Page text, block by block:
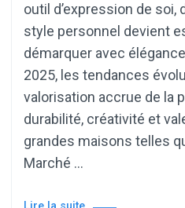
outil d’expression de
style personnel devient
démarquer avec
2025, les tendances
valorisation accrue de la
durabilité, créativité et
grandes maisons telles
Marché …